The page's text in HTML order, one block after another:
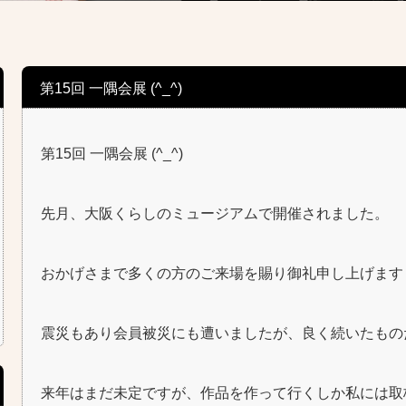
第15回 一隅会展 (^_^)
第15回 一隅会展 (^_^)
先月、大阪くらしのミュージアムで開催されました。
おかげさまで多くの方のご来場を賜り御礼申し上げま
震災もあり会員被災にも遭いましたが、良く続いたも
来年はまだ未定ですが、作品を作って行くしか私には